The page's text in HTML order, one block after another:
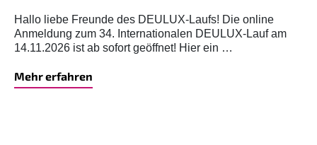
Hallo liebe Freunde des DEULUX-Laufs! Die online
Anmeldung zum 34. Internationalen DEULUX-Lauf am
14.11.2026 ist ab sofort geöffnet! Hier ein …
Mehr erfahren